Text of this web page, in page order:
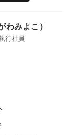
ります。
ファンディング、
でも登壇していま
者様に何が必要なの
った売り上げを上げ
す。
わみよこ）
行社員